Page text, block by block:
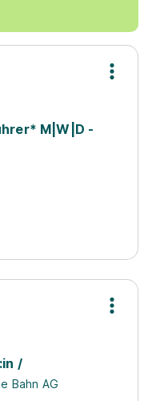
M|W|D -
/
Bahn AG